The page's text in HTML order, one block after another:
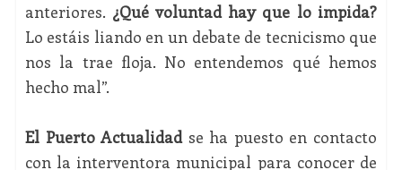
anteriores. ¿Qué voluntad hay que lo impida?
Lo estáis liando en un debate de tecnicismo que
nos la trae floja. No entendemos qué hemos
hecho mal”.
El Puerto Actualidadse ha puesto en contacto
con la interventora municipal para conocer de